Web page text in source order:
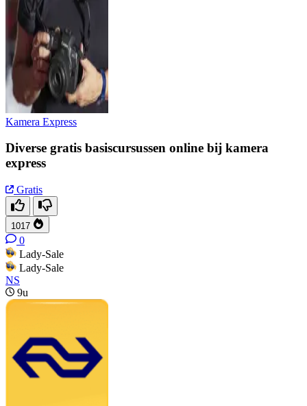
Kamera Express
Diverse gratis basiscursussen online bij kamera
express
Gratis
1017
0
Lady-Sale
Lady-Sale
NS
9u